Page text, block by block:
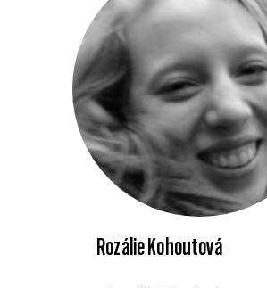
Rozálie Kohoutová